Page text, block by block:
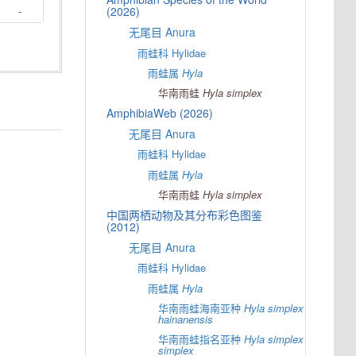
-
(2026)
无尾目 Anura
雨蛙科 Hylidae
雨蛙属Hyla
华南雨蛙Hyla simplex
AmphibiaWeb (2026)
无尾目 Anura
雨蛙科 Hylidae
雨蛙属Hyla
华南雨蛙Hyla simplex
中国两栖动物及其分布彩色图鉴
(2012)
无尾目 Anura
雨蛙科 Hylidae
雨蛙属Hyla
华南雨蛙海南亚种Hyla simplex
hainanensis
华南雨蛙指名亚种Hyla simplex
simplex